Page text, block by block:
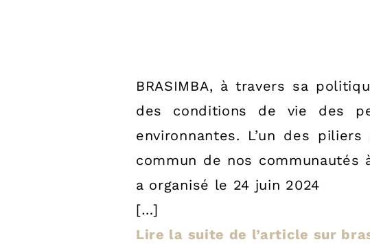
BRASIMBA, à travers sa
des conditions de vie des
environnantes. L’un des
commun de nos communautés
a organisé le 24 juin 2024
[…]
Lire la suite de l’article sur